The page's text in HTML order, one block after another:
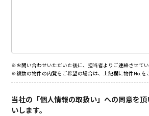
※お問い合わせいただいた後に、担当者よりご連絡させてい
※複数の物件の内覧をご希望の場合は、上記欄に物件No.を
当社の「個人情報の取扱い」への同意を
いします。